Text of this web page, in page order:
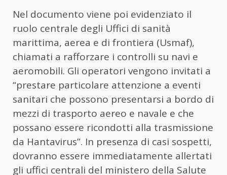
Nel documento viene poi evidenziato il
ruolo centrale degli Uffici di sanità
marittima, aerea e di frontiera (Usmaf),
chiamati a rafforzare i controlli su navi e
aeromobili. Gli operatori vengono invitati a
“prestare particolare attenzione a eventi
sanitari che possono presentarsi a bordo di
mezzi di trasporto aereo e navale e che
possano essere ricondotti alla trasmissione
da Hantavirus”. In presenza di casi sospetti,
dovranno essere immediatamente allertati
gli uffici centrali del ministero della Salute